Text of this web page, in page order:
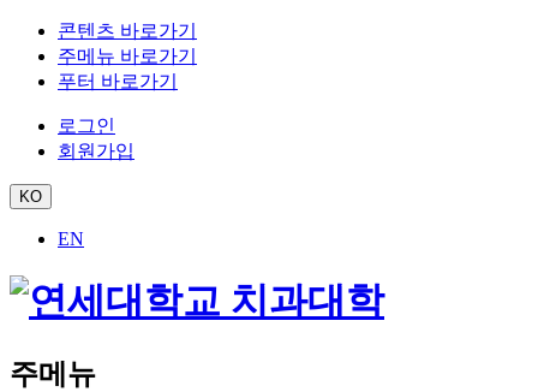
콘텐츠 바로가기
주메뉴 바로가기
푸터 바로가기
로그인
회원가입
KO
EN
주메뉴